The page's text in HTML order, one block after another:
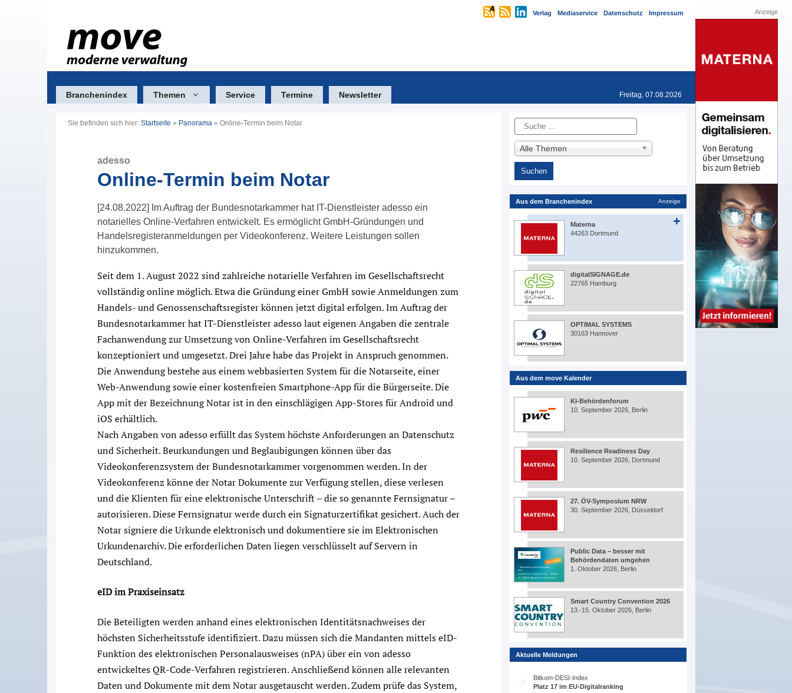
Verlag Mediaservice Datenschutz Impressum
Branchenindex Themen Service Termine Newsletter Freitag, 07.08.2026
Sie befinden sich hier: Startseite » Panorama » Online-Termin beim Notar
adesso
Online-Termin beim Notar
[24.08.2022] Im Auftrag der Bundesnotarkammer hat IT-Dienstleister adesso ein
notarielles Online-Verfahren entwickelt. Es ermöglicht GmbH-Gründungen und
Handelsregisteranmeldungen per Videokonferenz. Weitere Leistungen sollen
hinzukommen.
Seit dem 1. August 2022 sind zahlreiche notarielle Verfahren im Gesellschaftsrecht
vollständig online möglich. Etwa die Gründung einer GmbH sowie Anmeldungen zum
Handels- und Genossenschaftsregister können jetzt digital erfolgen. Im Auftrag der
Bundesnotarkammer hat IT-Dienstleister adesso laut eigenen Angaben die zentrale
Fachanwendung zur Umsetzung von Online-Verfahren im Gesellschaftsrecht
konzeptioniert und umgesetzt. Drei Jahre habe das Projekt in Anspruch genommen.
Die Anwendung bestehe aus einem webbasierten System für die Notarseite, einer
Web-Anwendung sowie einer kostenfreien Smartphone-App für die Bürgerseite. Die
App mit der Bezeichnung Notar ist in den einschlägigen App-Stores für Android und
iOS erhältlich.
Nach Angaben von adesso erfüllt das System höchste Anforderungen an Datenschutz
und Sicherheit. Beurkundungen und Beglaubigungen können über das
Videokonferenzsystem der Bundesnotarkammer vorgenommen werden. In der
Videokonferenz könne der Notar Dokumente zur Verfügung stellen, diese verlesen
und die Klienten für eine elektronische Unterschrift – die so genannte Fernsignatur –
autorisieren. Diese Fernsignatur werde durch ein Signaturzertifikat gesichert. Auch der
Notar signiere die Urkunde elektronisch und dokumentiere sie im Elektronischen
Urkundenarchiv. Die erforderlichen Daten liegen verschlüsselt auf Servern in
Deutschland.
eID im Praxiseinsatz
Die Beteiligten werden anhand eines elektronischen Identitätsnachweises der
höchsten Sicherheitsstufe identifiziert. Dazu müssen sich die Mandanten mittels eID-
Funktion des elektronischen Personalausweises (nPA) über ein von adesso
entwickeltes QR-Code-Verfahren registrieren. Anschließend können alle relevanten
Daten und Dokumente mit dem Notar ausgetauscht werden. Zudem prüfe das System,
Suche
Alle Themen
Aus dem Branchenindex Anzeige
Materna
44263 Dortmund
digitalSIGNAGE.de
22765 Hamburg
OPTIMAL SYSTEMS
30163 Hannover
Aus dem move Kalender
KI-Behördenforum
10. September 2026, Berlin
Resilience Readiness Day
10. September 2026, Dortmund
27. ÖV-Symposium NRW
30. September 2026, Düsseldorf
Public Data – besser mit
Behördendaten umgehen
1. Oktober 2026, Berlin
Smart Country Convention 2026
13.-15. Oktober 2026, Berlin
Aktuelle Meldungen
Bitkom-DESI-Index
Platz 17 im EU-Digitalranking
Anzeige